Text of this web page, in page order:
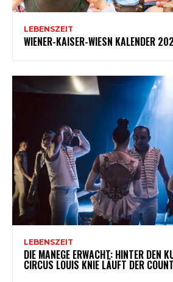
LEBENSZEIT
WIENER-KAISER-WIESN KALENDER
LEBENSZEIT
DIE MANEGE ERWACHT: HINTER DEN
CIRCUS LOUIS KNIE LÄUFT DER